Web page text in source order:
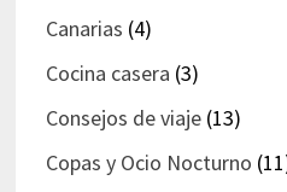
Canarias (4)
Cocina casera (3)
Consejos de viaje(13)
Copas y Ocio Nocturno